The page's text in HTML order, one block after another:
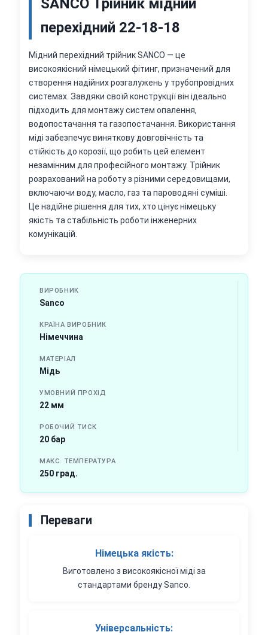
SANCO Трійник мідний
перехідний 22-18-18
Мідний перехідний трійник SANCO — це
високоякісний німецький фітинг, призначений для
створення надійних розгалужень у трубопровідних
системах. Завдяки своїй конструкції він ідеально
підходить для монтажу систем опалення,
водопостачання та газопостачання. Використання
міді забезпечує виняткову довговічність та
стійкість до корозії, що робить цей елемент
незамінним для професійного монтажу. Трійник
розрахований на роботу з різними середовищами,
включаючи воду, масло, газ та пароводяні суміші.
Це надійне рішення для тих, хто цінує німецьку
якість та стабільність роботи інженерних
комунікацій.
ВИРОБНИК
Sanco
КРАЇНА ВИРОБНИК
Німеччина
МАТЕРІАЛ
Мідь
УМОВНИЙ ПРОХІД
22 мм
РОБОЧИЙ ТИСК
20 бар
МАКС. ТЕМПЕРАТУРА
250 град.
Переваги
Німецька якість:
Виготовлено з високоякісної міді за
стандартами бренду Sanco.
Універсальність: